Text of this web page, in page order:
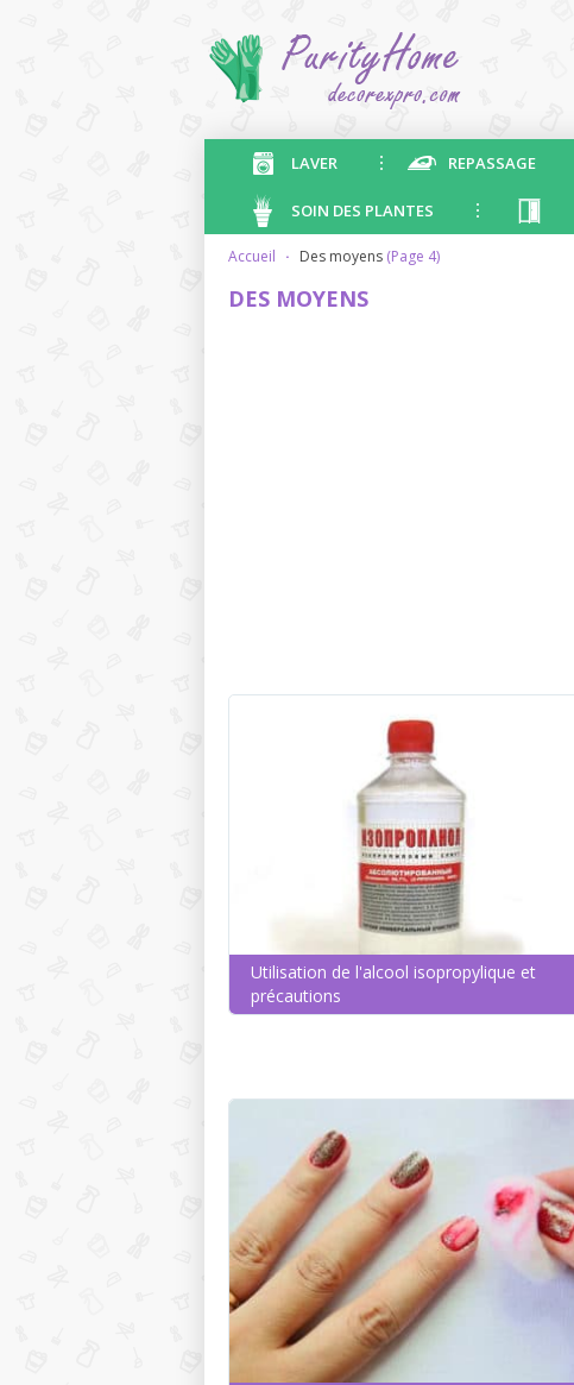
LAVER REPASSAGE
SOIN DES PLANTES
accueil · des moyens (Page 4)
DES MOYENS
Utilisation de l'alcool isopropylique et
précautions